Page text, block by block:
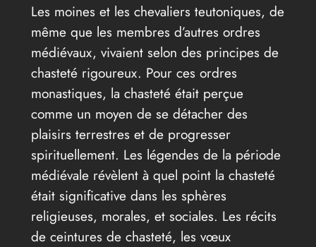
Les moines et les chevaliers teutoniques, de
même que les membres d’autres ordres
médiévaux, vivaient selon des principes de
chasteté rigoureux. Pour ces ordres
monastiques, la chasteté était perçue
comme un moyen de se détacher des
plaisirs terrestres et de progresser
spirituellement. Les légendes de la période
médiévale révèlent à quel point la chasteté
était significative dans les sphères
religieuses, morales, et sociales. Les récits
de ceintures de chasteté, les vœux